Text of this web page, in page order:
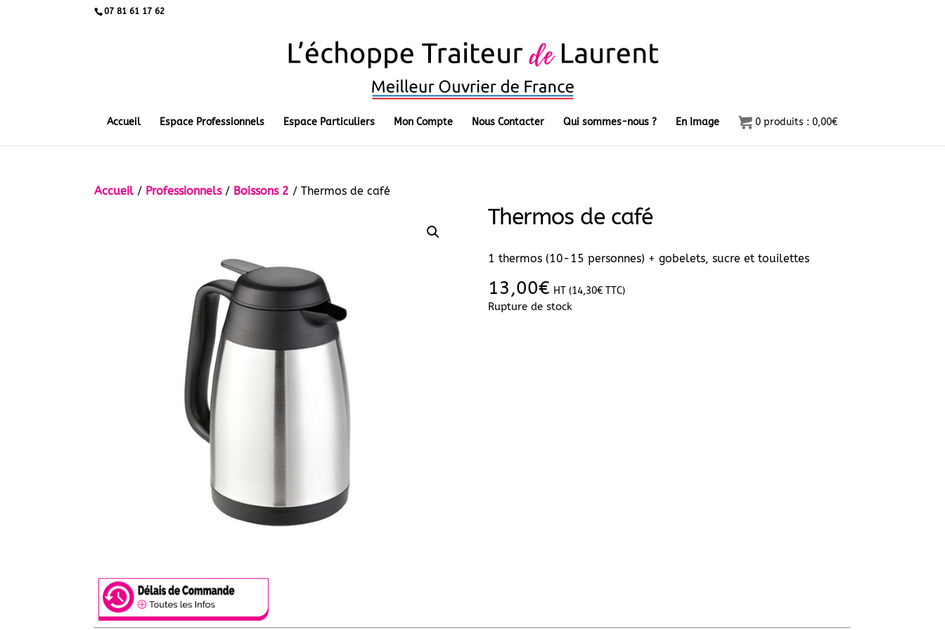
07 81 61 17 62
Accueil Espace Professionnels Espace Particuliers Mon Compte Nous Contacter Qui sommes-nous ? En Image 0 produits : 0,00€
Accueil / Professionnels/ Boissons 2 / Thermos de café
Thermos de café
1 thermos (10-15 personnes) + gobelets, sucre et touilettes
13,00€ HT (14,30€TTC)
Rupture de stock